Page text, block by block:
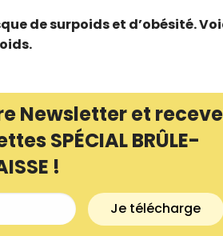
de surpoids et d’obésité.
Newsletter et
SPÉCIAL BRÛLE-
!
Je télécharge